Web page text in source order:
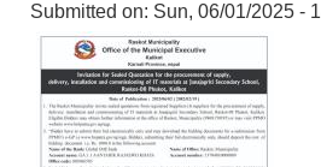
Submitted on: Sun, 06/01/2025 -